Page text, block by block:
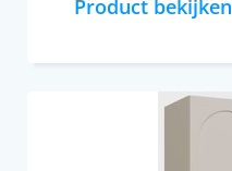
Product bekijken